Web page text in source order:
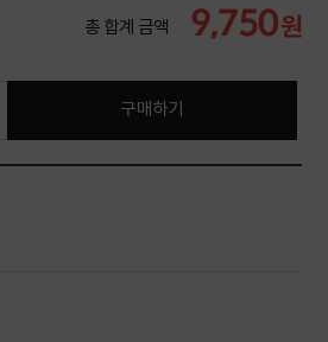
총 합계 금액 9,750원
구매하기